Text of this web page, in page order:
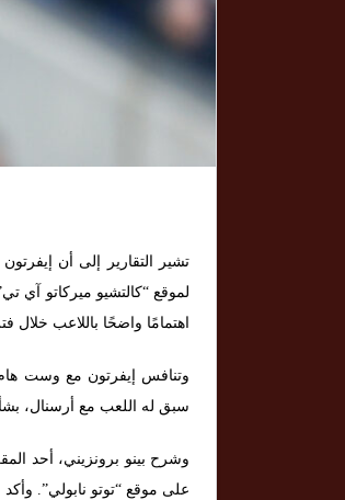
تشير التقارير إلى أن
لموقع “كالتشيو ميركاتو آي
اهتمامًا واضحًا باللاعب خلال
وتنافس إيفرتون مع وست هام
سبق له اللعب مع أرسنال،
وشرح بينو برونزيني، أحد
على موقع “توتو نابولي”.